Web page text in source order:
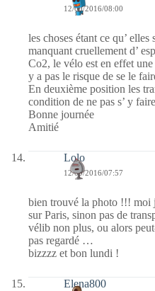
12/09/2016/08:00
les choses étant ce qu’
manquant cruellement d’
Co2, le vélo est en effet
y a pas le risque de se le
En deuxième position les
condition de ne pas s’ y
Bonne journée
Amitié
Lolo
12/09/2016/07:57
bien trouvé la photo !!! moi
sur Paris, sinon pas de
vélib non plus, ou alors
pas regardé …
bizzzz et bon lundi !
Elena800